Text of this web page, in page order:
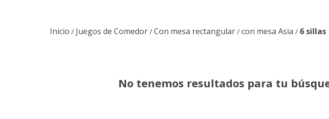
Inicio / Juegos de Comedor / Con mesa rectangular / con mesa Asia / 6 sillas
No tenemos resultados para tu